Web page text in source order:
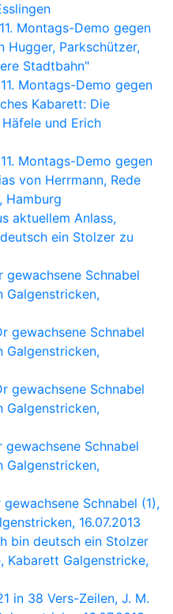
Montags-Demo gegen
Hugger, Parkschützer,
Stadtbahn"
Montags-Demo gegen
Kabarett: Die
und Erich
Montags-Demo gegen
von Herrmann, Rede
Hamburg
aktuellem Anlass,
ein Stolzer zu
gewachsene Schnabel
Galgenstricken,
gewachsene Schnabel
Galgenstricken,
gewachsene Schnabel
Galgenstricken,
gewachsene Schnabel
Galgenstricken,
gewachsene Schnabel (1),
16.07.2013
bin deutsch ein Stolzer
Kabarett Galgenstricke,
in 38 Vers-Zeilen, J. M.